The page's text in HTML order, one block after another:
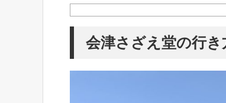
会津さざえ堂の行